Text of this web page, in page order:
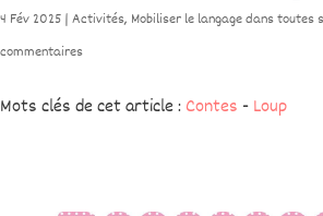
4 Fév 2025 | Activités, Mobiliser le langage dans toutes
commentaires
Mots clés de cet article : Contes - Loup